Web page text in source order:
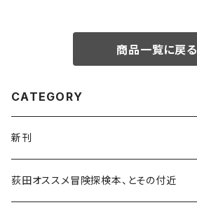
商品一覧に戻る
CATEGORY
新刊
和書
荻田オススメ冒険探検本、とその付近